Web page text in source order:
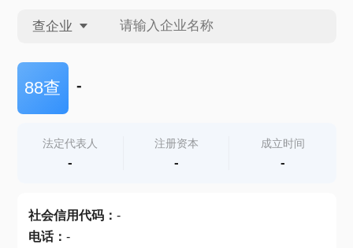
查企业
查企业
查产地
88查 -
法定代表人
-
注册资本
-
成立时间
-
社会信用代码： -
电话： -